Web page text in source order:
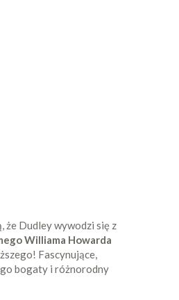
że Dudley wywodzi się z
Williama Howarda
Fascynujące,
bogaty i różnorodny